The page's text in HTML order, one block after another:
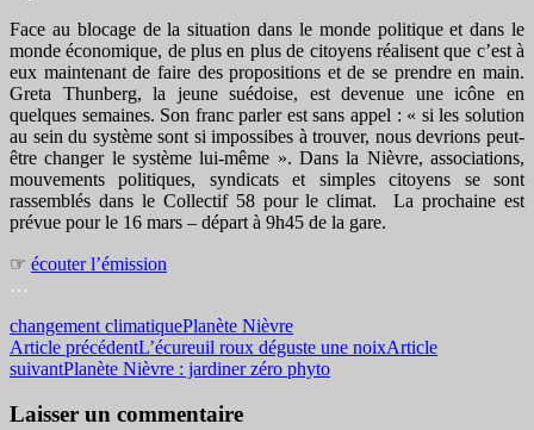
Face au blocage de la situation dans le monde politique et dans le
monde économique, de plus en plus de citoyens réalisent que c’est à
eux maintenant de faire des propositions et de se prendre en main.
Greta Thunberg, la jeune suédoise, est devenue une icône en
quelques semaines. Son franc parler est sans appel : « si les solution
au sein du système sont si impossibes à trouver, nous devrions peut-
être changer le système lui-même ». Dans la Nièvre, associations,
mouvements politiques, syndicats et simples citoyens se sont
rassemblés dans le Collectif 58 pour le climat. La prochaine est
prévue pour le 16 mars – départ à 9h45 de la gare.
☞ écouter l’émission
…
changement climatiquePlanète Nièvre
Navigation
des
articles
Article précédentL’écureuil roux déguste une noixArticle
suivantPlanète Nièvre : jardiner zéro phyto
Laisser un commentaire